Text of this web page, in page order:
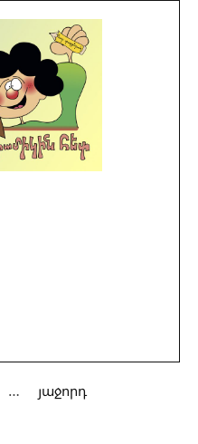
… յաջորդ